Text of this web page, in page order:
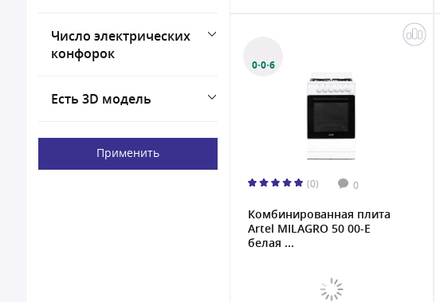
Число электрических
конфорок
Есть 3D модель
Применить
0·0·6
(0) 0
Комбинированная плита
Artel MILAGRO 50 00-E
белая ...